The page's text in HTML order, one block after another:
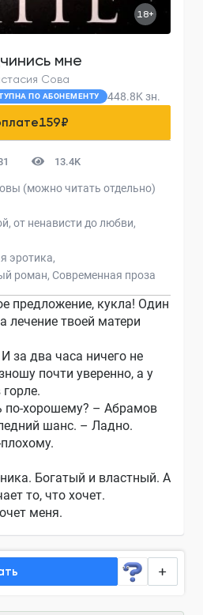
18+
мне
Сова
ПО АБОНЕМЕНТУ 448.8K зн.
159₽
13.4K
(можно читать отдельно)
от ненависти до любви
эротика
роман Современная проза
предложение, кукла! Один
лечение твоей матери
за два часа ничего не
почти уверенно, а у
по-хорошему? – Абрамов
шанс. – Ладно.
Богатый и властный. А
то, что хочет.
меня.